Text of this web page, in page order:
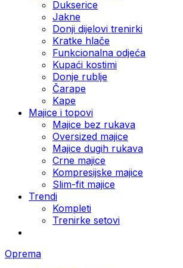
Dukserice
Jakne
Donji dijelovi trenirki
Kratke hlače
Funkcionalna odjeća
Kupaći kostimi
Donje rublje
Čarape
Kape
Majice i topovi
Majice bez rukava
Oversized majice
Majice dugih rukava
Crne majice
Kompresijske majice
Slim-fit majice
Trendi
Kompleti
Trenirke setovi
Oprema